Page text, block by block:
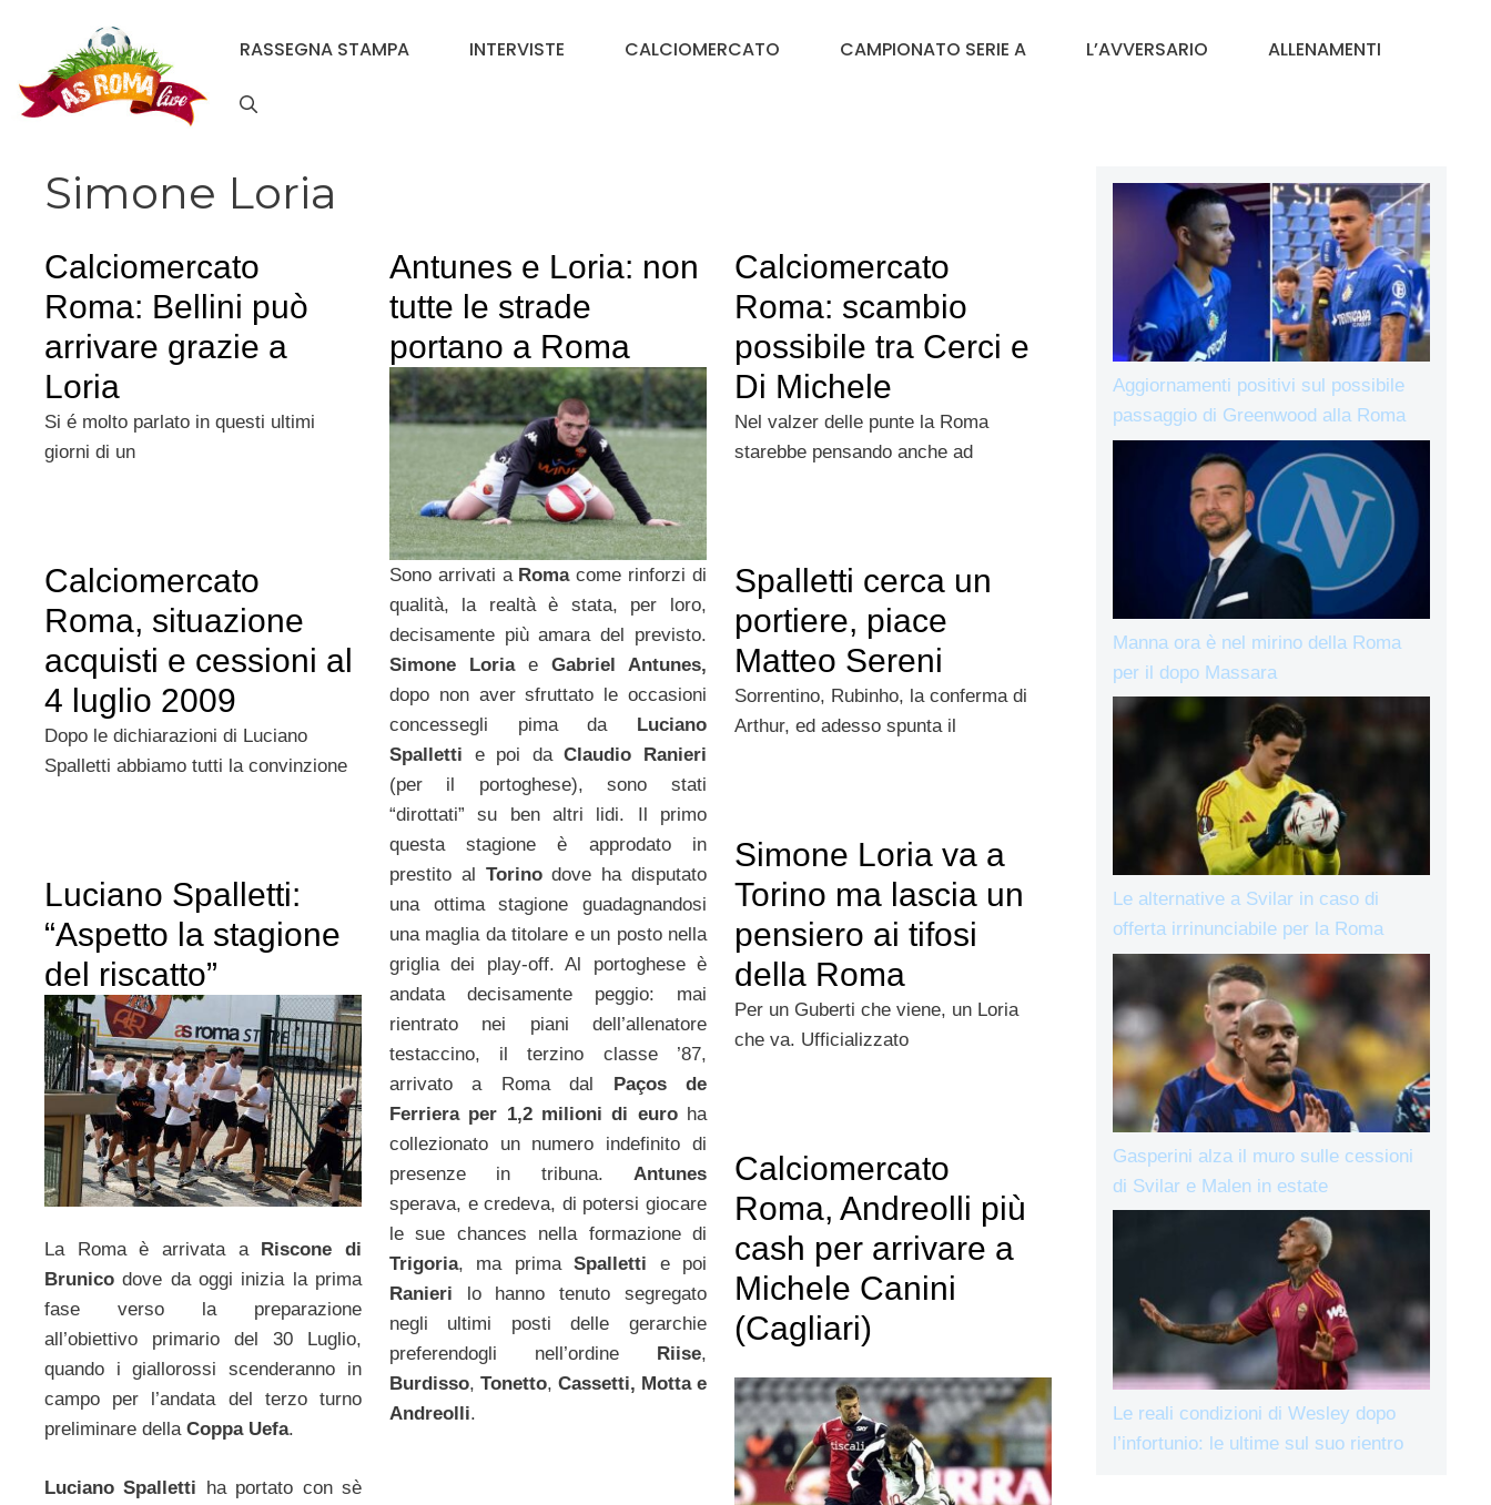
contenuto
RASSEGNA STAMPA INTERVISTE CALCIOMERCATO CAMPIONATO SERIE A L’AVVERSARIO ALLENAMENTI
Simone Loria
Calciomercato
Roma: Bellini può
arrivare grazie a
Loria
Si é molto parlato in questi ultimi
giorni di un
Antunes e Loria: non
tutte le strade
portano a Roma
Sono arrivati a Romacome rinforzi di
qualità, la realtà è stata, per loro,
decisamente più amara del previsto.
Simone Loria e Gabriel Antunes,
dopo non aver sfruttato le occasioni
concessegli pima da
Luciano
Spalletti e poi daClaudio Ranieri
(per il portoghese), sono stati
“dirottati” su ben altri lidi. Il primo
questa stagione è approdato in
prestito al Torinodove ha disputato
una ottima stagione guadagnandosi
una maglia da titolare e un posto nella
griglia dei play-off. Al portoghese è
andata decisamente peggio: mai
rientrato nei piani dell’allenatore
testaccino, il terzino classe ’87,
arrivato a Roma dal
Paços de
Ferriera per 1,2 milioni di euroha
collezionato un numero indefinito di
presenze in tribuna. Antunes
sperava, e credeva, di potersi giocare
le sue chances nella formazione di
Trigoria, ma primaSpalletti e poi
Ranieri
lo hanno tenuto segregato
negli ultimi posti delle gerarchie
preferendogli nell’ordine
Riise,
Burdisso, Tonetto, Cassetti, Motta e
Andreolli.
Calciomercato
Roma: scambio
possibile tra Cerci e
Di Michele
Nel valzer delle punte la Roma
starebbe pensando anche ad
Calciomercato
Roma, situazione
acquisti e cessioni al
4 luglio 2009
Dopo le dichiarazioni di Luciano
Spalletti abbiamo tutti la convinzione
Spalletti cerca un
portiere, piace
Matteo Sereni
Sorrentino, Rubinho, la conferma di
Arthur, ed adesso spunta il
Simone Loria va a
Torino ma lascia un
pensiero ai tifosi
della Roma
Per un Guberti che viene, un Loria
che va. Ufficializzato
Luciano Spalletti:
“Aspetto la stagione
del riscatto”
La Roma è arrivata a
Riscone di
Brunico dove da oggi inizia la prima
fase verso la preparazione
all’obiettivo primario del 30 Luglio,
quando i giallorossi scenderanno in
campo per l’andata del terzo turno
preliminare della Coppa Uefa.
Luciano Spalletti ha portato con sè
Calciomercato
Roma, Andreolli più
cash per arrivare a
Michele Canini
(Cagliari)
Aggiornamenti positivi sul possibile
passaggio di Greenwood alla Roma
Manna ora è nel mirino della Roma
per il dopo Massara
Le alternative a Svilar in caso di
offerta irrinunciabile per la Roma
Gasperini alza il muro sulle cessioni
di Svilar e Malen in estate
Le reali condizioni di Wesley dopo
l’infortunio: le ultime sul suo rientro